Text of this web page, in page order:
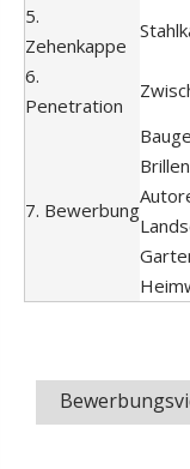
5.
Zehenkappe
6.
Penetration
7. Bewerbung